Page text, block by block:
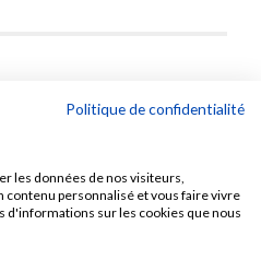
Politique de confidentialité
les données de nos visiteurs,
personnalisé et vous faire vivre
d'informations sur les cookies que nous